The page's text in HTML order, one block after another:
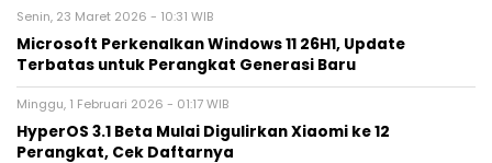
Senin, 23 Maret 2026 - 10:31 WIB
Microsoft Perkenalkan Windows 11 26H1, Update
Terbatas untuk Perangkat Generasi Baru
Minggu, 1 Februari 2026 - 01:17 WIB
HyperOS 3.1 Beta Mulai Digulirkan Xiaomi ke 12
Perangkat, Cek Daftarnya